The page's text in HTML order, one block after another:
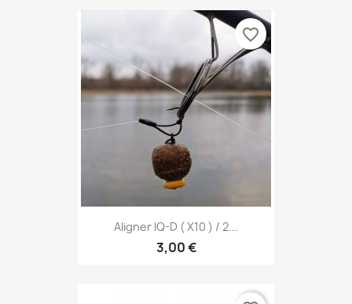
Aligner IQ-D ( X10 ) / 2...
3,00 €
favorite_border